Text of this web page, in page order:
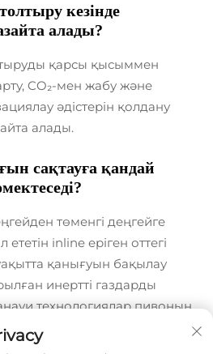
кезінде
алады?
қарсы қысыммен
CO₂-мен жабу және
әдістерін қолдану
алады.
сақтауға қандай
төменгі деңгейге
inline еріген оттегі
қанығуын бақылау
инертті газдарды
технологиялар пивоның